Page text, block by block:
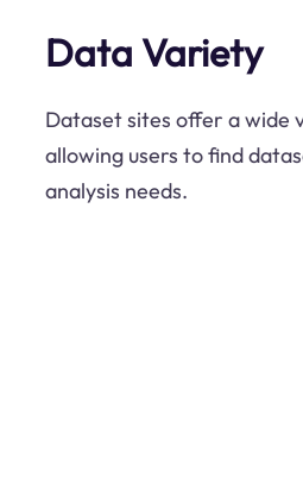
Data Variety
Dataset sites offer a wide
allowing users to find
analysis needs.